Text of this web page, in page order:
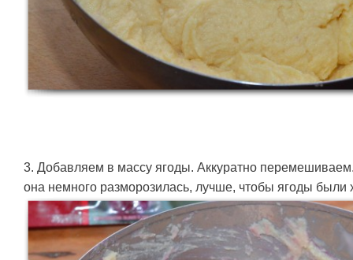
3. Добавляем в массу ягоды. Аккуратно
она немного разморозилась, лучше, чтобы ягоды